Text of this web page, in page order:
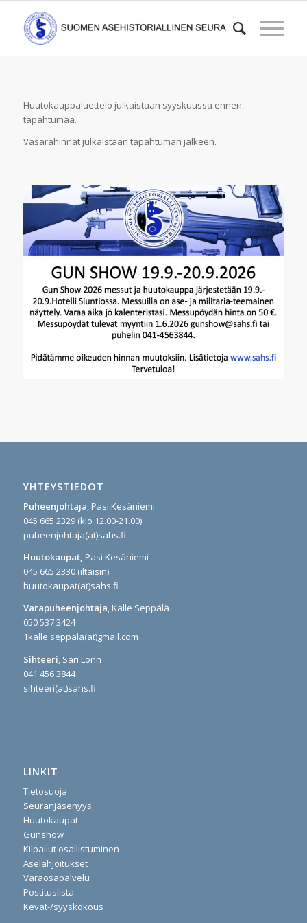
Huutokauppaluettelo julkaistaan syyskuussa ennen
tapahtumaa.
Vasarahinnat julkaistaan tapahtuman jälkeen.
YHTEYSTIEDOT
Puheenjohtaja, Pasi Kesäniemi
045 665 2329 (klo 12.00-21.00)
puheenjohtaja(at)sahs.fi
Huutokaupat, Pasi Kesäniemi
045 665 2330 (iltaisin)
huutokaupat(at)sahs.fi
Varapuheenjohtaja, Kalle Seppälä
050 537 3424
1kalle.seppala(at)gmail.com
Sihteeri , Sari Lönn
041 456 3844
sihteeri(at)sahs.fi
LINKIT
Tietosuoja
Seuranjäsenyys
Huutokaupat
Gunshow
Kilpailut osallistuminen
Aselahjoitukset
Varaosapalvelu
Postituslista
Kevät-/syyskokous